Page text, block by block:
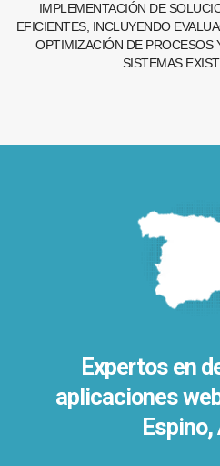
IMPLEMENTACIÓN DE
EFICIENTES, INCLUYENDO
OPTIMIZACIÓN DE PROCESOS
SISTEMAS
Expertos en
aplicaciones